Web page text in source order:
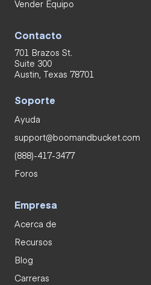
Vender Equipo
Contacto
701 Brazos St.
Suite 300
Austin, Texas 78701
Soporte
Ayuda
support@boomandbucket.com
(888)-417-3477
Foros
Empresa
Acerca de
Recursos
Blog
Carreras